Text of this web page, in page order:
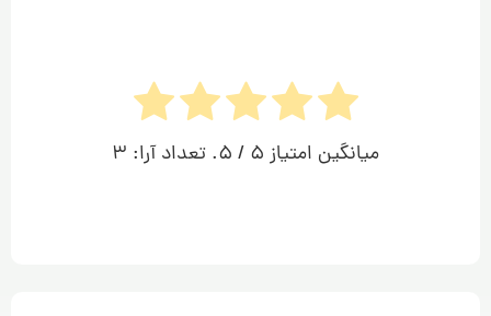
میانگین امتیاز 5 / 5. تعداد آرا: 3